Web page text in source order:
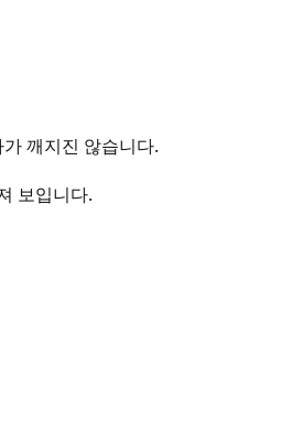
깨지진 않습니다.
보입니다.